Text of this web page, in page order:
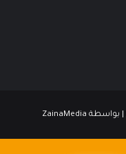
| بواسطة ZainaMedia